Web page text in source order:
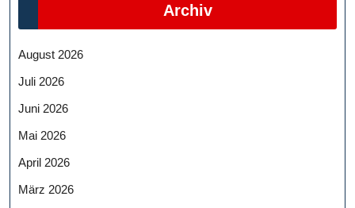
Archiv
August 2026
Juli 2026
Juni 2026
Mai 2026
April 2026
März 2026